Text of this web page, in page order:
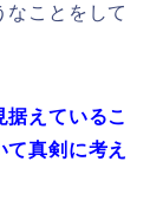
なことをして
据えているこ
て真剣に考え